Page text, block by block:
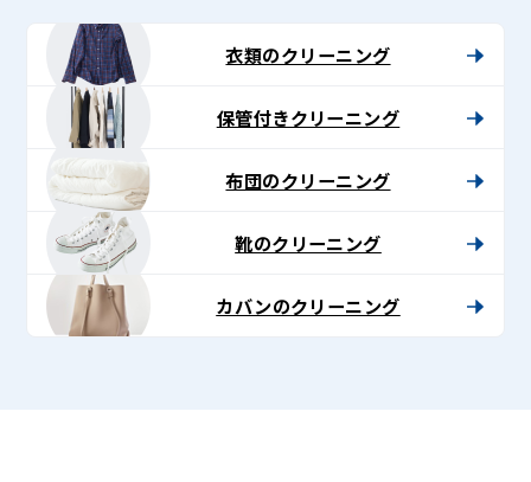
Lenet〈リ
ト〉
衣類のクリーニング
保管付きクリーニング
布団のクリーニング
靴のクリーニング
カバンのクリーニング